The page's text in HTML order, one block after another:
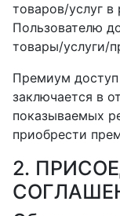
товаров/услуг
Пользователю
товары/услуги/
Премиум
заключается в
показываемых
приобрести
2.